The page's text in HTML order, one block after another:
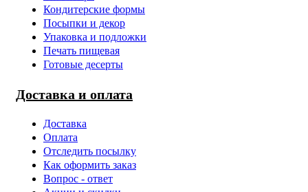
Кондитерские формы
Посыпки и декор
Упаковка и подложки
Печать пищевая
Готовые десерты
Доставка и оплата
Доставка
Оплата
Отследить посылку
Как оформить заказ
Вопрос - ответ